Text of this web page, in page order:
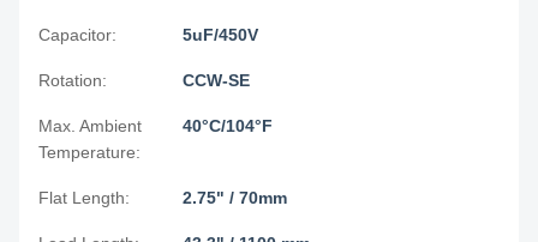
Capacitor: 5uF/450V
Rotation: CCW-SE
Max. Ambient
Temperature:
40°C/104°F
Flat Length: 2.75" / 70mm